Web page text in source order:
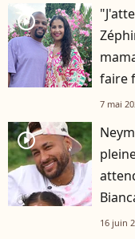
player2
faire
7 mai
player2
16 juin